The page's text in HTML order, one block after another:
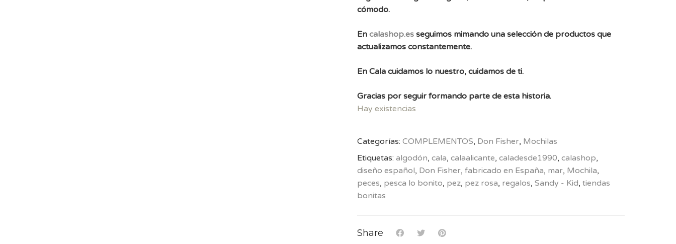
cómodo.
En calashop.esseguimos mimando una selección de productos que
actualizamos constantemente.
En Cala cuidamos lo nuestro, cuidamos de ti.
Gracias por seguir formando parte de esta historia.
Hay existencias
Categorías: COMPLEMENTOS, Don Fisher, Mochilas
Etiquetas: algodón, cala, calaalicante, caladesde1990, calashop,
diseño español, Don Fisher, fabricado en España, mar, Mochila,
peces, pesca lo bonito, pez, pez rosa, regalos, Sandy - Kid, tiendas
bonitas
Share